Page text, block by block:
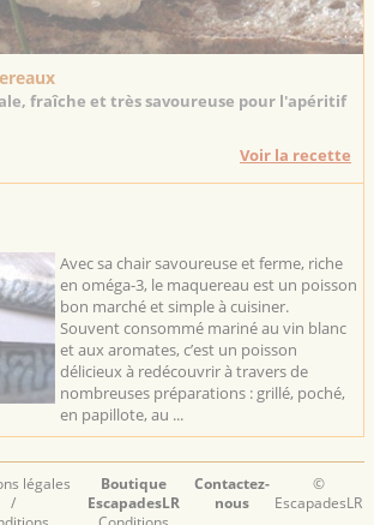
fraîche et très savoureuse pour l'apéritif
Voir la recette
Avec sa chair savoureuse et ferme, riche
en oméga-3, le maquereau est un poisson
bon marché et simple à cuisiner.
Souvent consommé mariné au vin blanc
et aux aromates, c’est un poisson
délicieux à redécouvrir à travers de
nombreuses préparations : grillé, poché,
en papillote, au ...
légales
/
Boutique
EscapadesLR
Contactez-
nous
©
EscapadesLR